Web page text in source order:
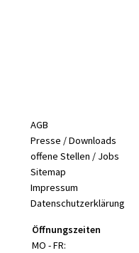
AGB
Presse / Downloads
offene Stellen / Jobs
Sitemap
Impressum
Datenschutzerklärung
Öffnungszeiten
MO - FR: